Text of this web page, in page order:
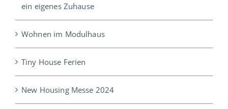
ein eigenes Zuhause
Wohnen im Modulhaus
Tiny House Ferien
New Housing Messe 2024